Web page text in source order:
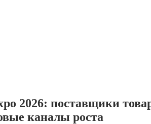
2026: поставщики
каналы роста